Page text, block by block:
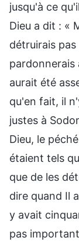
jusqu'à ce
Dieu a dit : «
détruirais
pardonnerais
aurait été
qu'en fait, il
justes à
Dieu, le
étaient tels
que de les
dire quand Il
y avait
pas